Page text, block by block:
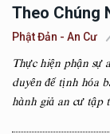
Theo Chúng
Phật Đản - An Cư
Thực hiện phận sự
duyên để tịnh hóa
hành giả an cư tập